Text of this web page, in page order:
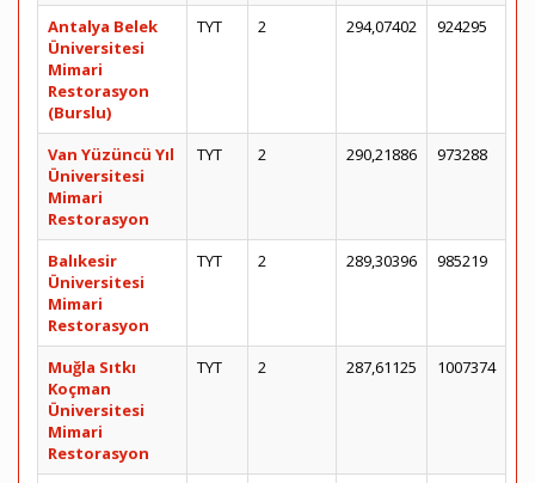
Antalya Belek
Üniversitesi
Mimari
Restorasyon
(Burslu)
TYT 2 294,07402 924295
Van Yüzüncü Yıl
Üniversitesi
Mimari
Restorasyon
TYT 2 290,21886 973288
Balıkesir
Üniversitesi
Mimari
Restorasyon
TYT 2 289,30396 985219
Muğla Sıtkı
Koçman
Üniversitesi
Mimari
Restorasyon
TYT 2 287,61125 1007374